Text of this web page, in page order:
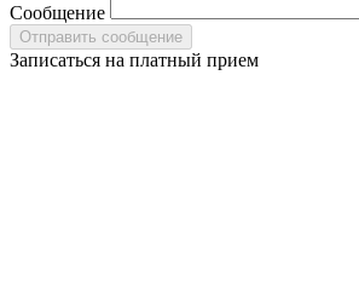
Сообщение
Записаться на платный прием